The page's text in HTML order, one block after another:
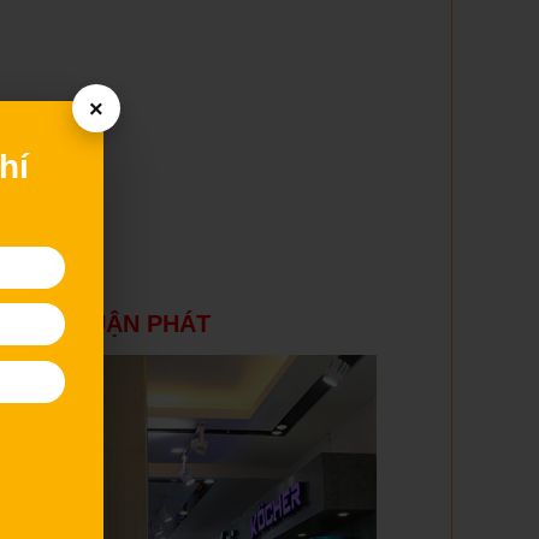
THUẬN PHÁT
×